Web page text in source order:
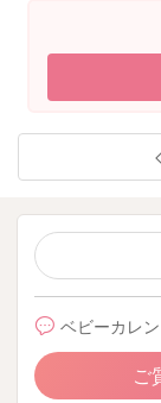
ベビーカレ
ご